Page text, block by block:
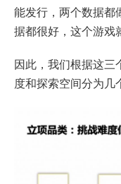
能发行，两个数据都
据都很好，这个游戏
因此，我们根据这三
度和探索空间分为几